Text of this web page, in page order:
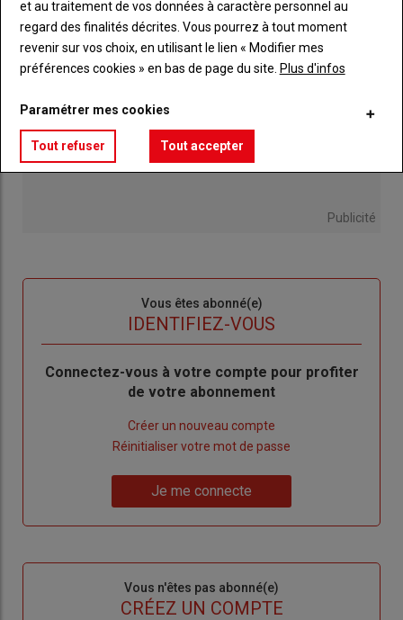
Publicité
Vous êtes abonné(e)
IDENTIFIEZ-VOUS
Body
Connectez-vous à votre compte pour profiter
de votre abonnement
Créer un nouveau compte
de
Réinitialiser votre mot de passe
me
Je me connecte
Vous n'êtes pas abonné(e)
CRÉEZ UN COMPTE
et au traitement de vos données à caractère personnel au
regard des finalités décrites. Vous pourrez à tout moment
revenir sur vos choix, en utilisant le lien « Modifier mes
préférences cookies » en bas de page du site. Plus d'infos
Paramétrer mes cookies
Tout refuser Tout accepter